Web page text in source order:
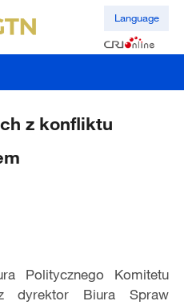
Language
z konfliktu
Politycznego Komitetu
dyrektor Biura Spraw